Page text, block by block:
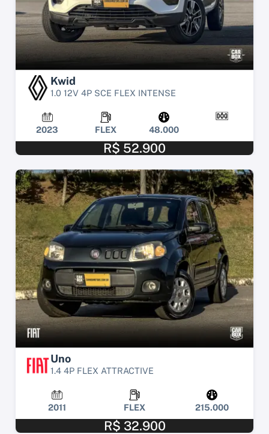
Kwid
1.0 12V 4P SCE FLEX INTENSE
2023 FLEX 48.000
R$ 52.900
Uno
1.4 4P FLEX ATTRACTIVE
2011 FLEX 215.000
R$ 32.900